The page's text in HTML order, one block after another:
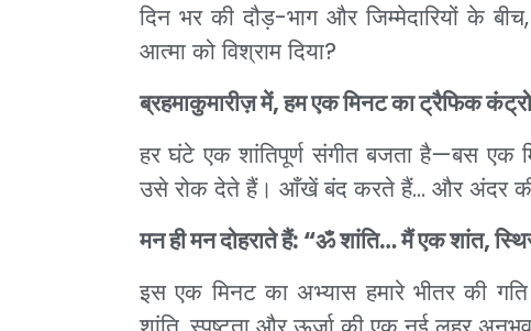
दिन भर की दौड़-भाग और जिम्मेदारियों के
आत्मा को विश्राम दिया?
ब्रहमाकुमारीज़ में, हम एक मिनट का ट्रैफिक
हर घंटे एक शांतिपूर्ण संगीत बजता है—बस
उसे रोक देते हैं। आँखें बंद करते हैं… और अंदर
मन ही मन दोहराते हैं: “ॐ शांति… मैं एक शांत,
इस एक मिनट का अभ्यास हमारे भीतर की